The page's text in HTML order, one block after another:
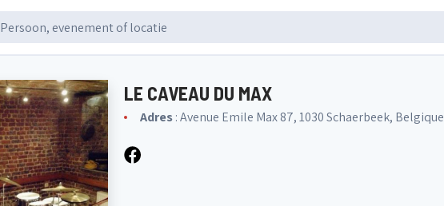
LE CAVEAU DU MAX
Adres: Avenue Emile Max 87, 1030 Schaerbeek, Belgique